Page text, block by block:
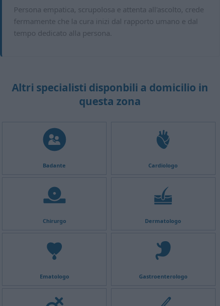
Persona empatica, scrupolosa e attenta all'ascolto, crede
fermamente che la cura inizi dal rapporto umano e dal
tempo dedicato alla persona.
Altri specialisti disponbili a domicilio in
questa zona
Badante Cardiologo
Chirurgo Dermatologo
Ematologo Gastroenterologo